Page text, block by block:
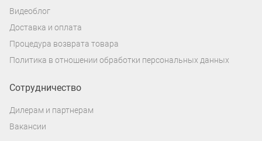
Видеоблог
Доставка и оплата
Процедура возврата товара
Политика в отношении обработки персональных данных
Сотрудничество
Дилерам и партнерам
Вакансии